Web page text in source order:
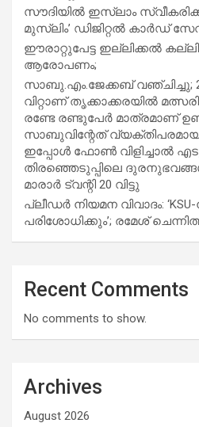
സൗദിയില്‍ ഇസ്‌ലാം
മുസ്ലിം’ ഡിജിറ്റല്‍ കാര്‍ഡ്
ഈരാറ്റുപേട്ട ഇല്ലിക്കൽ കല്ലിൽ
ആരോപണം;
സാബു.എം.ജേക്കബ് വഞ്ചിച്ചു;
വിറ്റാണ് തൃക്കാക്കരയില്‍
രണ്ടേ രണ്ടുപേര്‍ മാത്രമാണ്
സാബുവിന്റേത് വ്യക്തിപരമായ
ഇപ്പോള്‍ ഫോണ്‍ വിളിച്ചാല്‍
തിരഞ്ഞെടുപ്പിലെ
മാരാര്‍ ട്വന്റി 20 വിട്ടു
പ്ലീഡർ നിയമന വിവാദം:
പരിശോധിക്കും’; രമേശ്
Recent Comments
No comments to show.
Archives
August 2026